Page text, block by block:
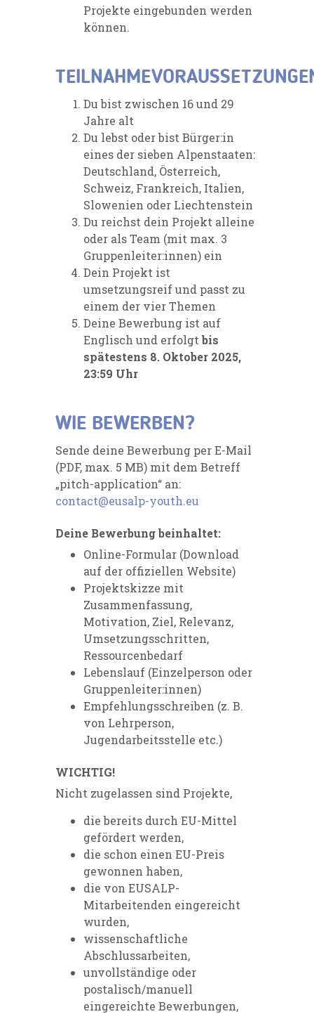
Projekte eingebunden werden
können.
Du bist zwischen 16 und 29
Jahre alt
Du lebst oder bist Bürger:in
eines der sieben Alpenstaaten:
Deutschland, Österreich,
Schweiz, Frankreich, Italien,
Slowenien oder Liechtenstein
Du reichst dein Projekt alleine
oder als Team (mit max. 3
Gruppenleiter:innen) ein
Dein Projekt ist
umsetzungsreif und passt zu
einem der vier Themen
Deine Bewerbung ist auf
Englisch und erfolgtbis
spätestens 8. Oktober 2025,
23:59 Uhr
WIE BEWERBEN?
Sende deine Bewerbung per E-Mail
(PDF, max. 5 MB) mit dem Betreff
„pitch-application“ an:
contact@eusalp-youth.eu
Deine Bewerbung beinhaltet:
Online-Formular (Download
auf der offiziellen Website)
Projektskizze mit
Zusammenfassung,
Motivation, Ziel, Relevanz,
Umsetzungsschritten,
Ressourcenbedarf
Lebenslauf (Einzelperson oder
Gruppenleiter:innen)
Empfehlungsschreiben (z. B.
von Lehrperson,
Jugendarbeitsstelle etc.)
WICHTIG!
Nicht zugelassen sind Projekte,
die bereits durch EU-Mittel
gefördert werden,
die schon einen EU-Preis
gewonnen haben,
die von EUSALP-
Mitarbeitenden eingereicht
wurden,
wissenschaftliche
Abschlussarbeiten,
unvollständige oder
postalisch/manuell
eingereichte Bewerbungen,